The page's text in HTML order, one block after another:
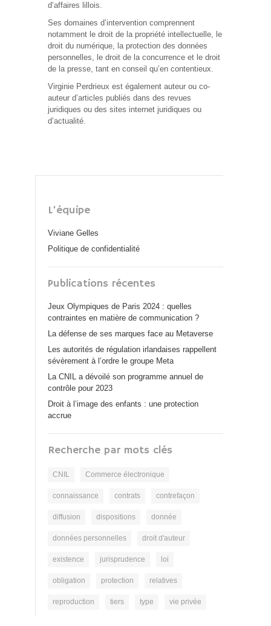
d’affaires lillois.
Ses domaines d’intervention comprennent
notamment le droit de la propriété intellectuelle, le
droit du numérique, la protection des données
personnelles, le droit de la concurrence et le droit
de la presse, tant en conseil qu’en contentieux.
Virginie Perdrieux est également auteur ou co-
auteur d’articles publiés dans des revues
juridiques ou des sites internet juridiques ou
d’actualité.
L’équipe
Viviane Gelles
Politique de confidentialité
Publications récentes
Jeux Olympiques de Paris 2024 : quelles
contraintes en matière de communication ?
La défense de ses marques face au Metaverse
Les autorités de régulation irlandaises rappellent
sévèrement à l’ordre le groupe Meta
La CNIL a dévoilé son programme annuel de
contrôle pour 2023
Droit à l’image des enfants : une protection
accrue
Recherche par mots clés
CNIL Commerce électronique
connaissance contrats contrefaçon
diffusion dispositions donnée
données personnelles droit d'auteur
existence jurisprudence loi
obligation protection relatives
reproduction tiers type vie privée